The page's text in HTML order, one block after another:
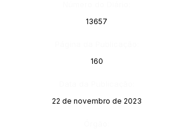
13657
160
22 de novembro de 2023